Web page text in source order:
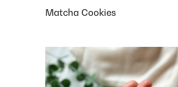
Matcha Cookies